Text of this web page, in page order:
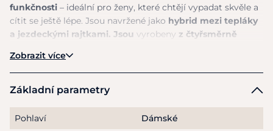
funkčnosti – ideální pro ženy, které chtějí vypadat skvěle a
cítit se ještě lépe. Jsou navržené jako hybrid mezi tepláky
a jezdeckými rajtkami. Jsou vyrobeny z čtyřsměrně
pohybu bez omezení. Vysoký pas s elastickým
stahováním perfektně padne, drží tvar a poskytuje
pohodlí po celý den. Prémiová sportovní tkanina je
těla, takže zůstanete svěží i při náročnějším tréninku, nebo
Zobrazit více
Základní parametry
Pohlaví Dámské